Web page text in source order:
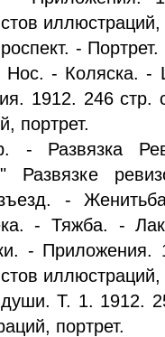
иллюстраций,
-
Нос. - Коляска. -
1912. 246 стр.
портрет.
- Развязка
Развязке
-
- Тяжба. -
- Приложения.
иллюстраций,
Т. 1. 1912.
портрет.